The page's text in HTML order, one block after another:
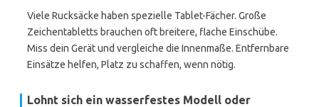
Viele Rucksäcke haben spezielle Tablet-Fächer. Große
Zeichentabletts brauchen oft breitere, flache Einschübe.
Miss dein Gerät und vergleiche die Innenmaße. Entfernbare
Einsätze helfen, Platz zu schaffen, wenn nötig.
Lohnt sich ein wasserfestes Modell oder